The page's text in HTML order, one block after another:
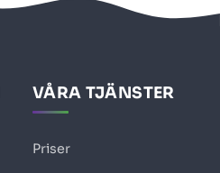
VÅRA TJÄNSTER
Priser